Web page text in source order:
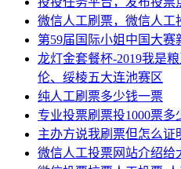
微信人工刷票，微信人工
第59届国际小姐中国大
龙灯金套餐杯-2019我是
伦、绥棱五大连池赛区
纯人工刷票多少钱一票
专业投票刷票投1000票多
主办方说我刷票但怎么证
微信人工投票网站介绍给